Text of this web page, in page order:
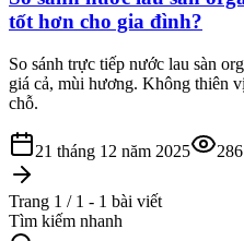
tốt hơn cho gia đình?
So sánh trực tiếp nước lau sàn
giá cả, mùi hương. Không thiên
chỗ.
21 tháng 12 năm 2025 286
Trang 1 / 1 - 1 bài viết
Tìm kiếm nhanh